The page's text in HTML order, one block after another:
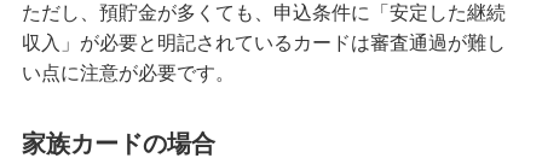
を高める方法も紹介
海外旅行におすすめのクレジットカードとは？選
ただし、預貯金が多くても、申込条件に「安定した継続
収入」が必要と明記されているカードは審査通過が難し
い点に注意が必要です。
家族カードの場合